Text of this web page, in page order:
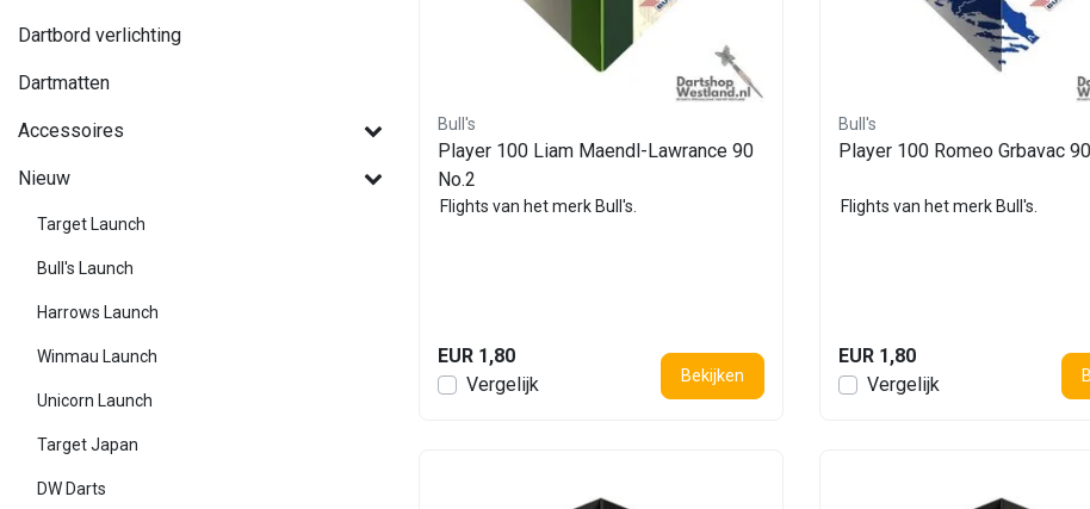
Dartbord verlichting
Dartmatten
Accessoires
Nieuw
Target Launch
Bull's Launch
Harrows Launch
Winmau Launch
Unicorn Launch
Target Japan
DW Darts
Bull's
Player 100 Liam Maendl-Lawrance 90
No.2
Flights van het merk Bull's.
EUR 1,80
Vergelijk
Bekijken
Bull's
Player 100 Romeo Grbavac
Flights van het merk Bull's.
EUR 1,80
Vergelijk